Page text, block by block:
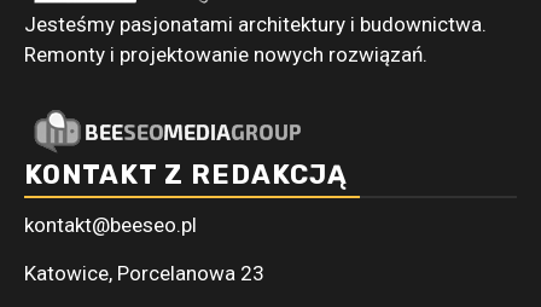
Jesteśmy pasjonatami architektury i budownictwa.
Remonty i projektowanie nowych rozwiązań.
KONTAKT Z REDAKCJĄ
kontakt@beeseo.pl
Katowice, Porcelanowa 23